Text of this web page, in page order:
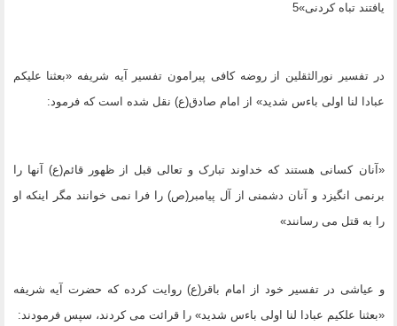
یافتند تباه کردنى»5
در تفسیر نورالثقلین از روضه کافى پیرامون تفسیر آیه شریفه «بعثنا علیکم
عبادا لنا اولى باءس شدید» از امام صادق(ع) نقل شده است که فرمود:
«آنان کسانى هستند که خداوند تبارک و تعالى قبل از ظهور قائم(ع) آنها را
برنمى انگیزد و آنان دشمنى از آل پیامبر(ص) را فرا نمى خوانند مگر اینکه او
را به قتل مى رسانند»
و عیاشى در تفسیر خود از امام باقر(ع) روایت کرده که حضرت آیه شریفه
«بعثنا علکیم عبادا لنا اولى باءس شدید» را قرائت مى کردند، سپس فرمودند: